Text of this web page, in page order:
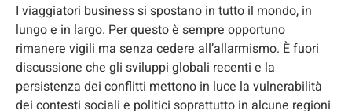
I viaggiatori business si spostano in tutto il mondo, in
lungo e in largo. Per questo è sempre opportuno
rimanere vigili ma senza cedere all’allarmismo. È fuori
discussione che gli sviluppi globali recenti e la
persistenza dei conflitti mettono in luce la vulnerabilità
dei contesti sociali e politici soprattutto in alcune regioni